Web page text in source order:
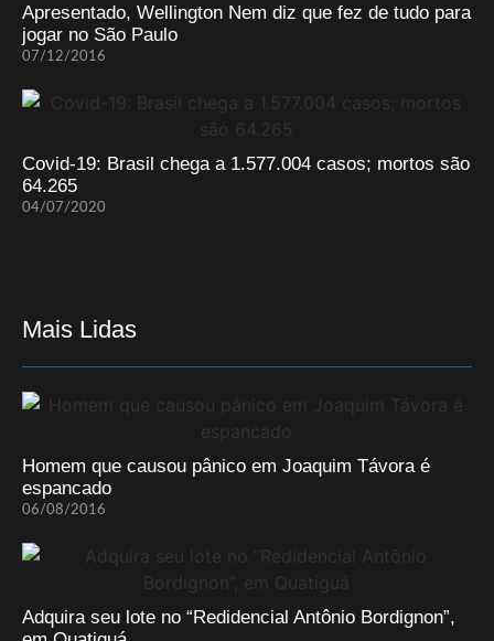
Apresentado, Wellington Nem diz que fez de tudo para
jogar no São Paulo
07/12/2016
Covid-19: Brasil chega a 1.577.004 casos; mortos são
64.265
04/07/2020
Mais Lidas
Homem que causou pânico em Joaquim Távora é
espancado
06/08/2016
Adquira seu lote no “Redidencial Antônio Bordignon”,